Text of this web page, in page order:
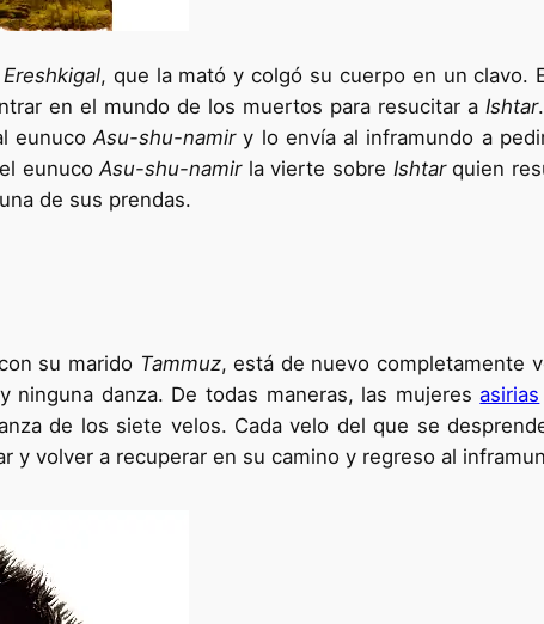
Ereshkigal, que la mató y colgó su cuerpo en un clavo.
en el mundo de los muertos para resucitar a Ishtar
eunucoAsu-shu-namiry lo envía al inframundo a
eunucoAsu-shu-namirla vierte sobre Ishtarquien
de sus prendas.
su marido Tammuz, está de nuevo completamente
ninguna danza. De todas maneras, las mujeresasirias
de los siete velos. Cada velo del que se
y volver a recuperar en su camino y regreso al